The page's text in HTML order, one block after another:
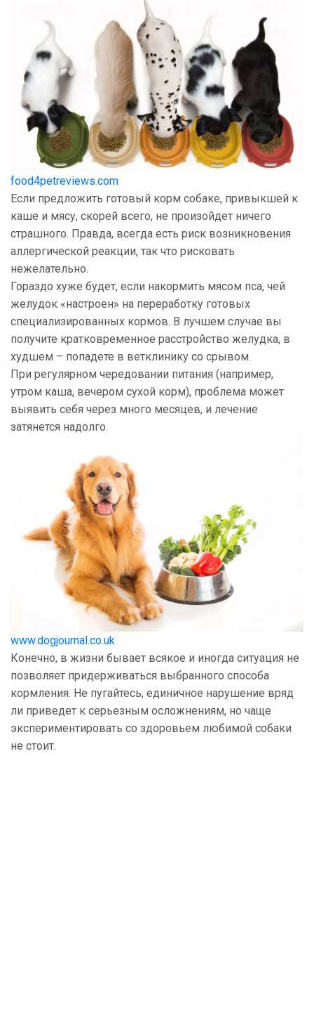
food4petreviews.com
Если предложить готовый корм собаке, привыкшей к
каше и мясу, скорей всего, не произойдет ничего
страшного. Правда, всегда есть риск возникновения
аллергической реакции, так что рисковать
нежелательно.
Гораздо хуже будет, если накормить мясом пса, чей
желудок «настроен» на переработку готовых
специализированных кормов. В лучшем случае вы
получите кратковременное расстройство желудка, в
худшем – попадете в ветклинику со срывом.
При регулярном чередовании питания (например,
утром каша, вечером сухой корм), проблема может
выявить себя через много месяцев, и лечение
затянется надолго.
www.dogjournal.co.uk
Конечно, в жизни бывает всякое и иногда ситуация не
позволяет придерживаться выбранного способа
кормления. Не пугайтесь, единичное нарушение вряд
ли приведет к серьезным осложнениям, но чаще
экспериментировать со здоровьем любимой собаки
не стоит.